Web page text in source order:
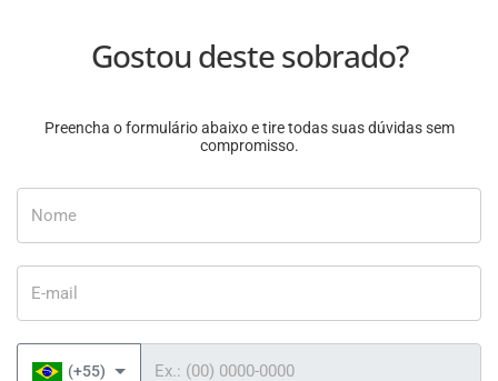
Gostou deste sobrado?
Preencha o formulário abaixo e tire todas suas dúvidas sem
compromisso.
(+55)